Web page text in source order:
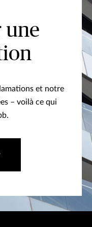
une
et notre
– voilà ce qui